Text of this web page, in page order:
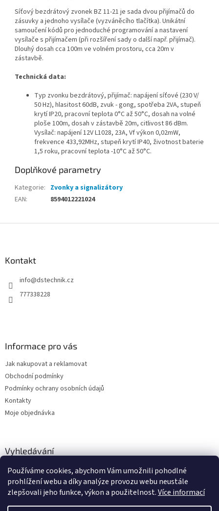
Používáme cookies, abychom Vám umožnili pohodlné
prohlížení webu a díky analýze provozu webu neustále
zlepšovali jeho funkce, výkon a použitelnost.Více informací
Síťový bezdrátový zvonek BZ 11-21 je sada dvou přijímačů do
zásuvky a jednoho vysílače (vyzváněcího tlačítka). Unikátní
samoučení kódů pro jednoduché programování a nastavení
vysílače s přijímačem (při rozšíření sady o další např. přijímač).
Dlouhý dosah cca 100m ve volném prostoru, cca 20m v
zástavbě.
Technická data:
Typ zvonku bezdrátový, přijímač: napájení síťové (230 V/
50 Hz), hlasitost 60dB, zvuk - gong, spotřeba 2VA, stupeň
krytí IP20, pracovní teplota 0°C až 50°C, dosah na volné
ploše 100m, dosah v zástavbě 20m, citlivost 86 dBm.
Vysílač: napájení 12V L1028, 23A, Vf výkon 0,02mW,
frekvence 433,92MHz, stupeň krytí IP40, životnost baterie
1,5 roku, pracovní teplota -10°C až 50°C.
Doplňkové parametry
Kategorie: Zvonky a signalizátory
EAN: 8594012221024
Kontakt
info@dstechnik.cz
777338228
Informace pro vás
Jak nakupovat a reklamovat
Obchodní podmínky
Podmínky ochrany osobních údajů
Kontakty
Moje objednávka
Vyhledávání
HLEDAT